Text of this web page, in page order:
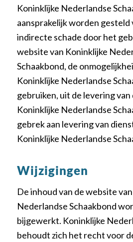
Koninklijke Nederlandse
aansprakelijk worden
indirecte schade door het
website van Koninklijke
Schaakbond, de
Koninklijke Nederlandse
gebruiken, uit de levering
Koninklijke Nederlandse
gebrek aan levering van
Koninklijke Nederlandse
Wijzigingen
De inhoud van de website
Nederlandse Schaakbond
bijgewerkt. Koninklijke
behoudt zich het recht voor